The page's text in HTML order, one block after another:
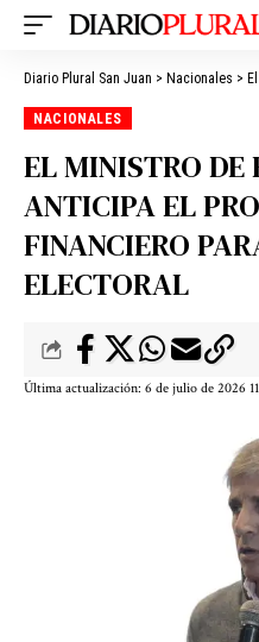
Diario Plural San Juan > Nacionales > El
NACIONALES
EL MINISTRO DE
ANTICIPA EL
FINANCIERO
ELECTORAL
Última actualización: 6 de julio de 2026